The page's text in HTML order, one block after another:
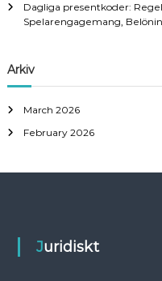
Dagliga presentkoder:
Spelarengagemang,
Arkiv
March 2026
February 2026
Juridiskt